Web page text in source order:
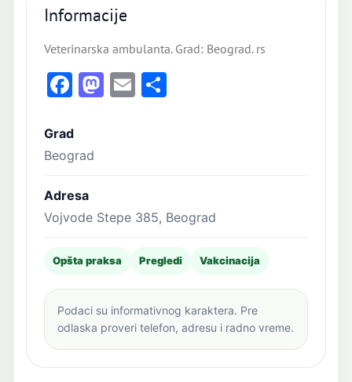
Informacije
Veterinarska ambulanta. Grad: Beograd. rs
Facebook
Mastodon
Email
Grad
Beograd
Adresa
Vojvode Stepe 385, Beograd
Opšta praksa Pregledi Vakcinacija
Podaci su informativnog karaktera. Pre
odlaska proveri telefon, adresu i radno vreme.